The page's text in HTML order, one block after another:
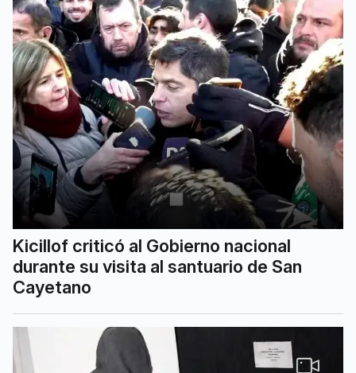
Kicillof criticó al Gobierno nacional
durante su visita al santuario de San
Cayetano